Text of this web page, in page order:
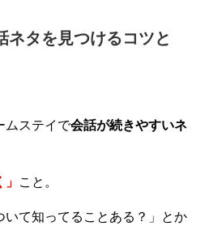
ネタを見つけるコツと
ムステイで会話が続きやすいネ
こと。
て知ってることある？」とか